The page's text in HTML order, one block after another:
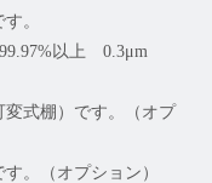
。
以上 0.3μm
式棚）です。（オプ
。（オプション）